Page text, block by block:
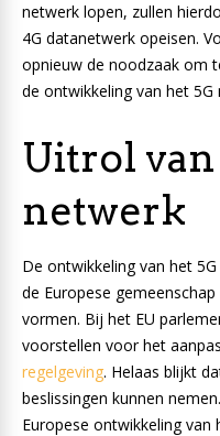
netwerk lopen, zullen
4G datanetwerk opeisen.
opnieuw de noodzaak om
de ontwikkeling van het 5G
Uitrol van
netwerk
De ontwikkeling van het
de Europese
vormen. Bij het EU
voorstellen voor het
regelgeving. Helaas blijkt
beslissingen kunnen
Europese ontwikkeling van